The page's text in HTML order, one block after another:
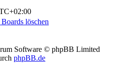
löschen
Software © phpBB Limited
phpBB.de